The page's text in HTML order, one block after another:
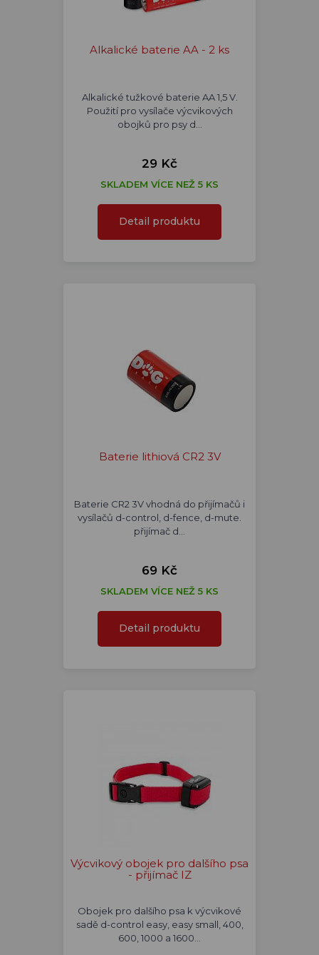
Alkalické baterie AA - 2 ks
Alkalické tužkové baterie AA 1,5 V.
Použití pro vysílače výcvikových
obojků pro psy d…
29 Kč
SKLADEM VÍCE NEŽ 5 KS
Detail produktu
Baterie lithiová CR2 3V
Baterie CR2 3V vhodná do přijímačů i
vysílačů d-control, d-fence, d-mute.
přijímač d…
69 Kč
SKLADEM VÍCE NEŽ 5 KS
Detail produktu
Výcvikový obojek pro dalšího psa
- přijímač IZ
Obojek pro dalšího psa k výcvikové
sadě d-control easy, easy small, 400,
600, 1000 a 1600…